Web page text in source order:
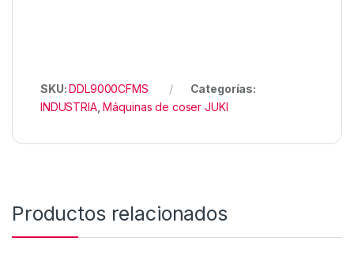
SKU:DDL9000CFMS
Categorías:
INDUSTRIA,Máquinas de coser JUKI
Productos relacionados